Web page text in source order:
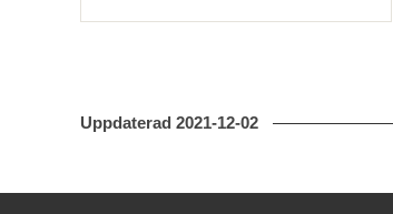
Uppdaterad 2021-12-02